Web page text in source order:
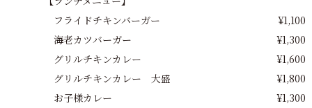
フライドチキンバーガー
¥1,100
海老カツバーガー
¥1,300
グリルチキンカレー
¥1,600
グリルチキンカレー 大盛
¥1,800
お子様カレー
¥1,300